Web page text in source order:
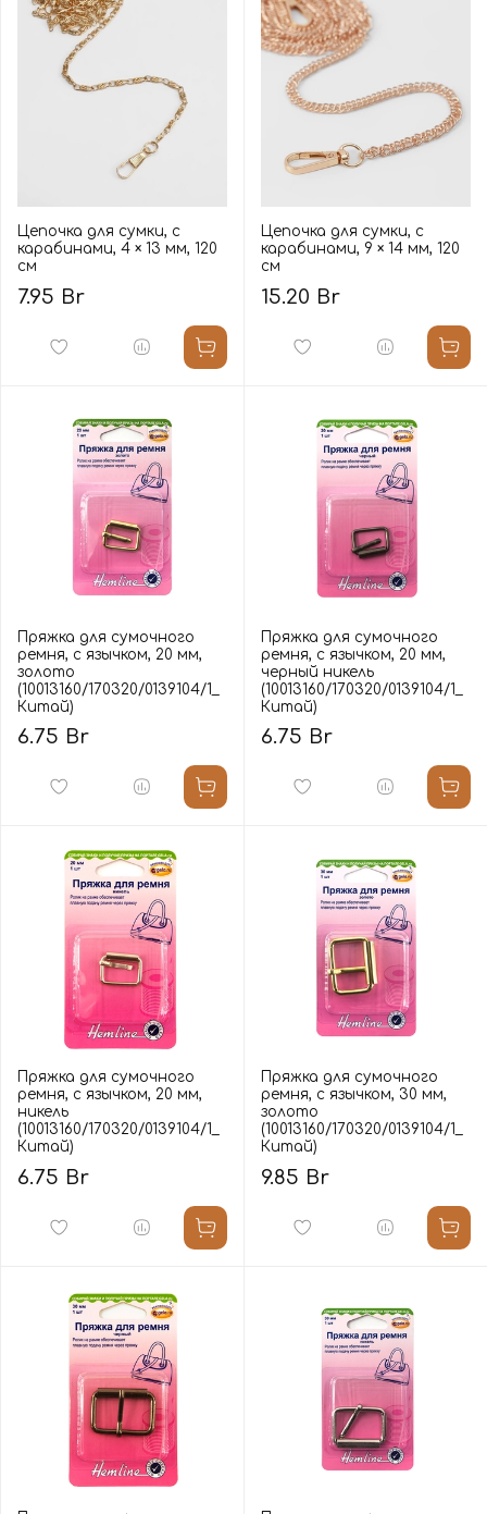
Цепочка для сумки, с
карабинами, 4 × 13 мм, 120
см
7.95 Br
Цепочка для сумки, с
карабинами, 9 × 14 мм, 120
см
15.20 Br
Пряжка для сумочного
ремня, с язычком, 20 мм,
золото
(10013160/170320/0139104/1_
Китай)
6.75 Br
Пряжка для сумочного
ремня, с язычком, 20 мм,
черный никель
(10013160/170320/0139104/1_
Китай)
6.75 Br
Пряжка для сумочного
ремня, с язычком, 20 мм,
никель
(10013160/170320/0139104/1_
Китай)
6.75 Br
Пряжка для сумочного
ремня, с язычком, 30 мм,
золото
(10013160/170320/0139104/1_
Китай)
9.85 Br